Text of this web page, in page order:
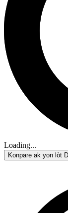
Loading...
Konpare ak yon lòt